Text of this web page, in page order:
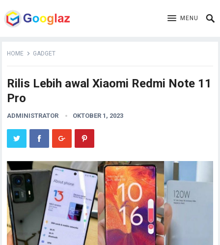
MENU
HOME GADGET
Rilis Lebih awal Xiaomi Redmi Note 11
Pro
ADMINISTRATOR OKTOBER 1, 2023